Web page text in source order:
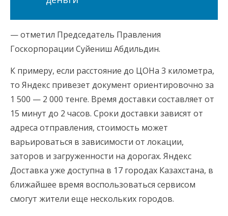
— отметил Председатель Правления
Госкорпорации Суйениш Абдильдин.
К примеру, если расстояние до ЦОНа 3 километра,
то Яндекс привезет документ ориентировочно за
1 500 — 2 000 тенге. Время доставки составляет от
15 минут до 2 часов. Сроки доставки зависят от
адреса отправления, стоимость может
варьироваться в зависимости от локации,
заторов и загруженности на дорогах. Яндекс
Доставка уже доступна в 17 городах Казахстана, в
ближайшее время воспользоваться сервисом
смогут жители еще нескольких городов.